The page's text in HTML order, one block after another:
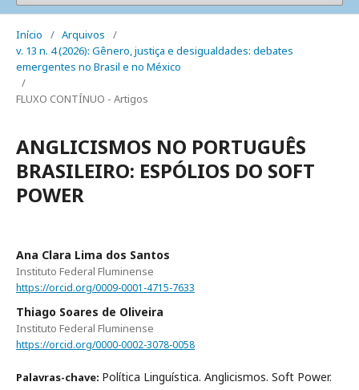
Início / Arquivos
/
v. 13 n. 4 (2026): Gênero, justiça e desigualdades: debates
emergentes no Brasil e no México
/
FLUXO CONTÍNUO - Artigos
ANGLICISMOS NO PORTUGUÊS
BRASILEIRO: ESPÓLIOS DO SOFT
POWER
Ana Clara Lima dos Santos
Instituto Federal Fluminense
https://orcid.org/0009-0001-4715-7633
Thiago Soares de Oliveira
Instituto Federal Fluminense
https://orcid.org/0000-0002-3078-0058
Palavras-chave: Política Linguística. Anglicismos. Soft Power.